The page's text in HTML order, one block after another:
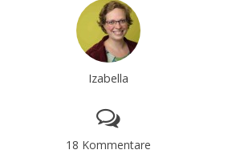
Izabella
18 Kommentare